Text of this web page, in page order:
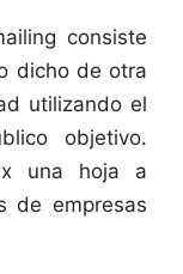
consiste
dicho de otra
utilizando el
objetivo.
una hoja a
de empresas